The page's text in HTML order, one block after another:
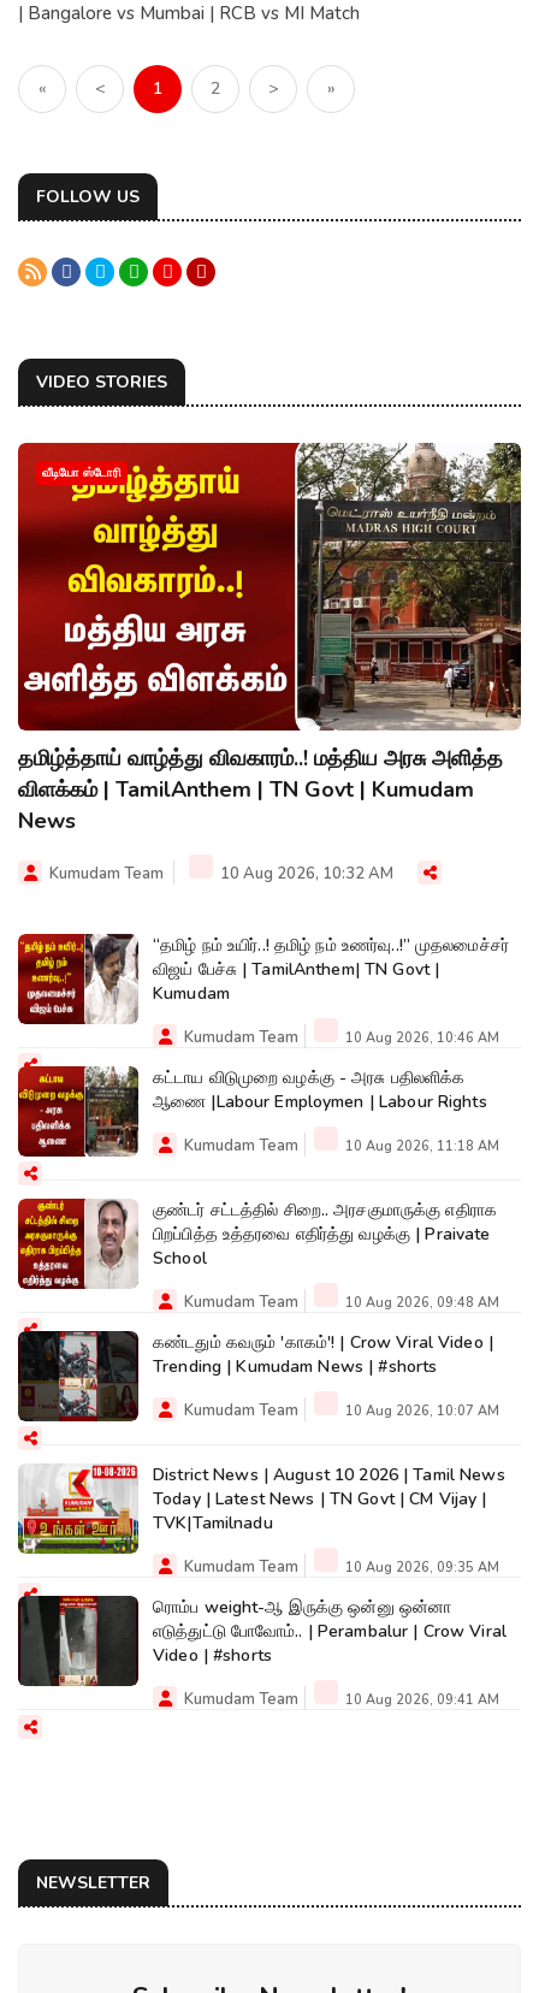
| Bangalore vs Mumbai | RCB vs MI Match
« < 1 2 > »
FOLLOW US
VIDEO STORIES
வீடியோ ஸ்டோரி
தமிழ்த்தாய் வாழ்த்து விவகாரம்..! மத்திய அரசு அளித்த
விளக்கம் | TamilAnthem | TN Govt | Kumudam
News
Kumudam Team 10 Aug 2026, 10:32 AM
“தமிழ் நம் உயிர்..! தமிழ் நம் உணர்வு..!” முதலமைச்சர்
விஜய் பேச்சு | TamilAnthem| TN Govt |
Kumudam
Kumudam Team 10 Aug 2026, 10:46 AM
கட்டாய விடுமுறை வழக்கு - அரசு பதிலளிக்க
ஆணை |Labour Employmen | Labour Rights
Kumudam Team 10 Aug 2026, 11:18 AM
குண்டர் சட்டத்தில் சிறை.. அரசகுமாருக்கு எதிராக
பிறப்பித்த உத்தரவை எதிர்த்து வழக்கு | Praivate
School
Kumudam Team 10 Aug 2026, 09:48 AM
கண்டதும் கவரும் 'காகம்'! | Crow Viral Video |
Trending | Kumudam News | #shorts
Kumudam Team 10 Aug 2026, 10:07 AM
District News | August 10 2026 | Tamil News
Today | Latest News | TN Govt | CM Vijay |
TVK|Tamilnadu
Kumudam Team 10 Aug 2026, 09:35 AM
ரொம்ப weight-ஆ இருக்கு ஒன்னு ஒன்னா
எடுத்துட்டு போவோம்.. | Perambalur | Crow Viral
Video | #shorts
Kumudam Team 10 Aug 2026, 09:41 AM
NEWSLETTER